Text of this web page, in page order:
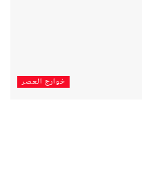
خوارج العصر